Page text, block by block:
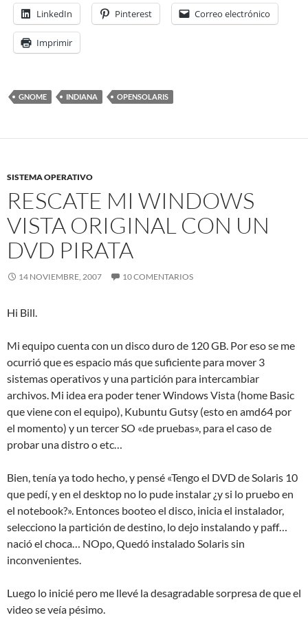
LinkedIn Pinterest Correo electrónico
Imprimir
GNOME INDIANA OPENSOLARIS
SISTEMA OPERATIVO
RESCATE MI WINDOWS
VISTA ORIGINAL CON UN
DVD PIRATA
14 NOVIEMBRE, 2007 10 COMENTARIOS
Hi Bill.
Mi equipo cuenta con un disco duro de 120 GB. Por eso se me
ocurrió que es espacio más que suficiente para mover 3
sistemas operativos y una partición para intercambiar
archivos. Mi idea era poder tener Windows Vista (home Basic
que viene con el equipo), Kubuntu Gutsy (esto en amd64 por
el momento) y un tercer SO «de pruebas», para el caso de
probar una distro o etc…
Bien, tenía ya todo hecho, y pensé «Tengo el DVD de Solaris 10
que pedí, y en el desktop no lo pude instalar ¿y si lo pruebo en
el notebook?». Entonces booteo el disco, inicia el instalador,
selecciono la partición de destino, lo dejo instalando y paff…
nació el choca… NOpo, Quedó instalado Solaris sin
inconvenientes.
Luego lo inicié pero me llevé la desagradable sorpresa de que el
video se veía pésimo.